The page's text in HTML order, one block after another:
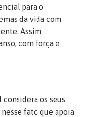
para o
da vida com
Assim
com força e
os seus
fato que apoia